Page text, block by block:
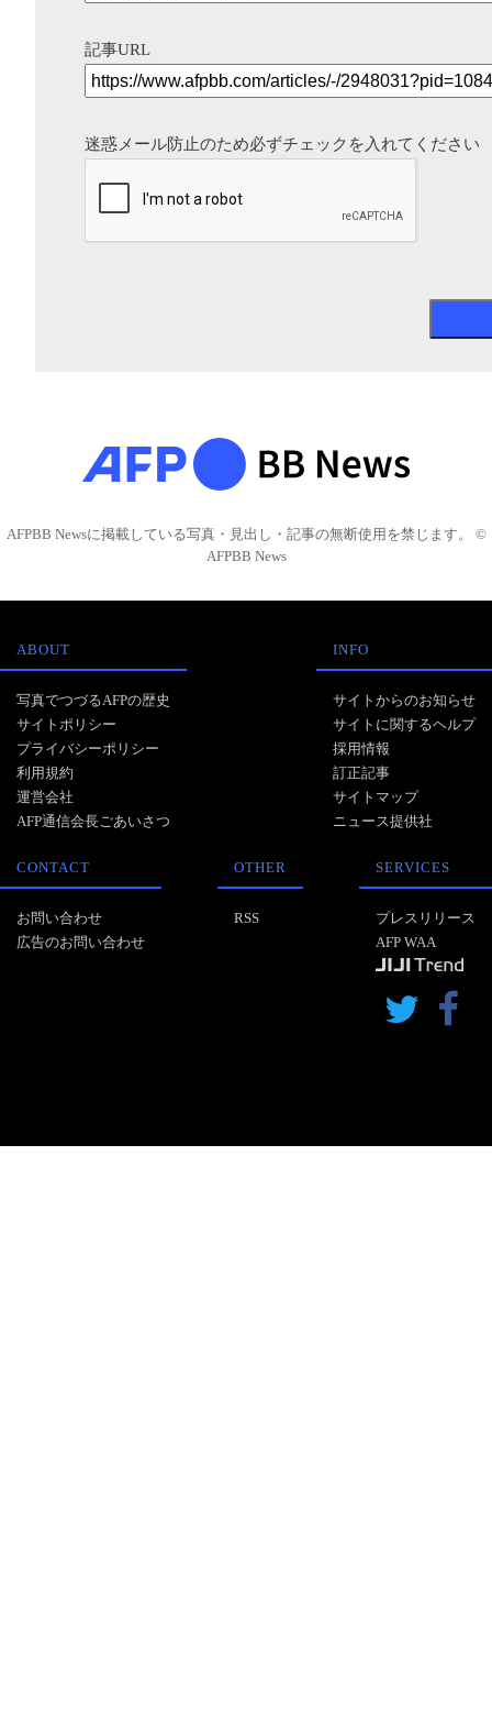
記事URL
迷惑メール防止のため必ずチェックを入れてください
AFPBB Newsに掲載している写真・見出し・記事の無断使用を禁じます。 ©
AFPBB News
ABOUT
写真でつづるAFPの歴史
サイトポリシー
プライバシーポリシー
利用規約
運営会社
AFP通信会長ごあいさつ
INFO
サイトからのお知らせ
サイトに関するヘルプ
採用情報
訂正記事
サイトマップ
ニュース提供社
CONTACT
お問い合わせ
広告のお問い合わせ
OTHER
RSS
SERVICES
プレスリリース
AFP WAA